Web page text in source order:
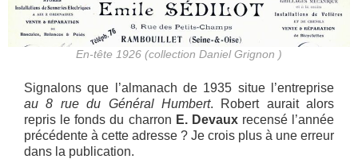
En-tête 1926 (collection Daniel Grignon )
Signalons que l’almanach de 1935 situe l’entreprise
au 8 rue du Général Humbert. Robert aurait alors
repris le fonds du charron E. Devaux recensé l’année
précédente à cette adresse ? Je crois plus à une erreur
dans la publication.